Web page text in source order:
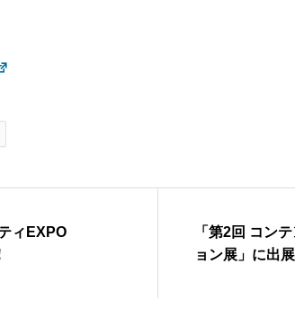
ィEXPO
「第2回 コン
ョン展」に出